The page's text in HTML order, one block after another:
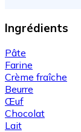
Ingrédients
Pâte
Farine
Crème fraîche
Beurre
Œuf
Chocolat
Lait